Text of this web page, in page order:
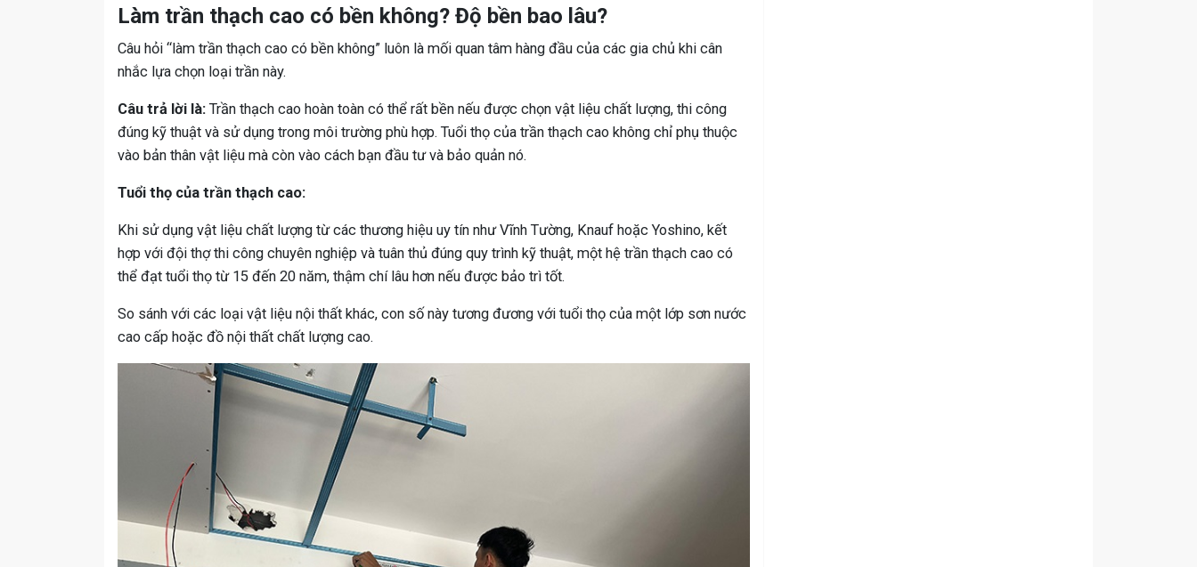
Làm trần thạch cao có bền không? Độ bền bao lâu?
Câu hỏi “làm trần thạch cao có bền không” luôn là mối quan tâm hàng đầu của các gia chủ khi cân
nhắc lựa chọn loại trần này.
Câu trả lời là: Trần thạch cao hoàn toàn có thể rất bền nếu được chọn vật liệu chất lượng, thi công
đúng kỹ thuật và sử dụng trong môi trường phù hợp. Tuổi thọ của trần thạch cao không chỉ phụ thuộc
vào bản thân vật liệu mà còn vào cách bạn đầu tư và bảo quản nó.
Tuổi thọ của trần thạch cao:
Khi sử dụng vật liệu chất lượng từ các thương hiệu uy tín như Vĩnh Tường, Knauf hoặc Yoshino, kết
hợp với đội thợ thi công chuyên nghiệp và tuân thủ đúng quy trình kỹ thuật, một hệ trần thạch cao có
thể đạt tuổi thọ từ 15 đến 20 năm, thậm chí lâu hơn nếu được bảo trì tốt.
So sánh với các loại vật liệu nội thất khác, con số này tương đương với tuổi thọ của một lớp sơn nước
cao cấp hoặc đồ nội thất chất lượng cao.